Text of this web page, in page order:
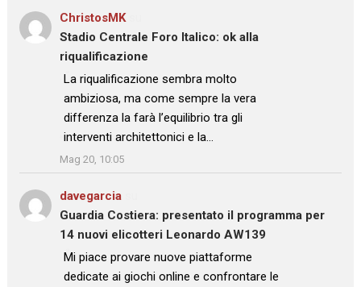
ChristosMKsu
Stadio Centrale Foro Italico: ok alla
riqualificazione
: “La riqualificazione sembra molto
ambiziosa, ma come sempre la vera
differenza la farà l’equilibrio tra gli
interventi architettonici e la…
”
Mag 20, 10:05
davegarcia
Guardia Costiera: presentato il programma per
14 nuovi elicotteri Leonardo AW139
: “
Mi piace provare nuove piattaforme
dedicate ai giochi online e confrontare le